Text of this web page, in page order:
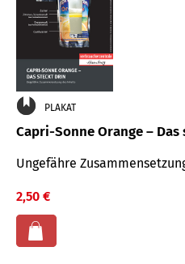
PLAKAT
Capri-Sonne Orange –
Ungefähre
2,50 €